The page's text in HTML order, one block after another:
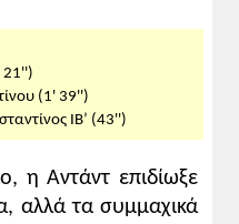
21'')
(1' 39'')
ΙΒ’ (43'')
η Αντάντ επιδίωξε
αλλά τα συμμαχικά